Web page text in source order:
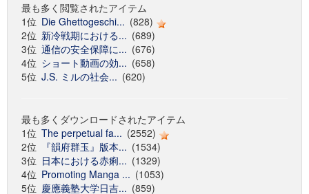
最も多く閲覧されたアイテム
1位 Die Ghettogeschi... (828)
2位 新冷戦期における... (689)
3位 通信の安全保障に... (676)
4位 ショート動画の効... (658)
5位 J.S. ミルの社会... (620)
最も多くダウンロードされたアイテム
1位 The perpetual fa... (2552)
2位
『韻府群玉』版本... (1534)
3位 日本における赤痢... (1329)
4位 Promoting Manga ... (1053)
5位 慶應義塾大学日吉... (859)